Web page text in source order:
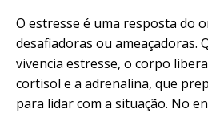
O estresse é uma resposta do
desafiadoras ou ameaçadoras.
vivencia estresse, o corpo
cortisol e a adrenalina, que
para lidar com a situação. No